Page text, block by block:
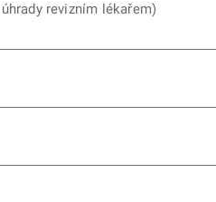
revizním lékařem)